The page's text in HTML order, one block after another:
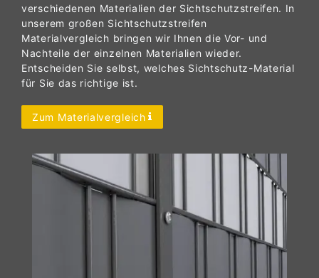
verschiedenen Materialien der Sichtschutzstreifen. In
unserem großen Sichtschutzstreifen
Materialvergleich bringen wir Ihnen die Vor- und
Nachteile der einzelnen Materialien wieder.
Entscheiden Sie selbst, welches Sichtschutz-Material
für Sie das richtige ist.
Zum Materialvergleich